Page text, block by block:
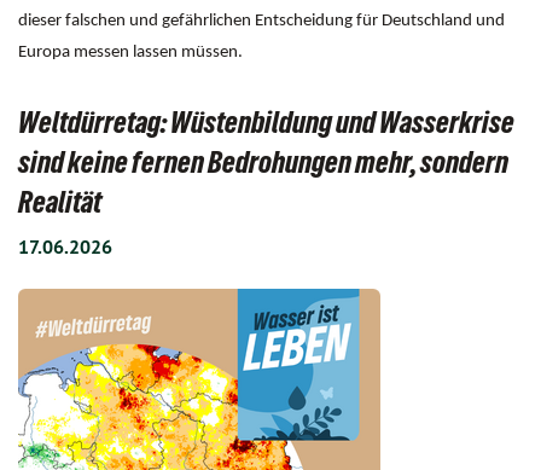
dieser falschen und gefährlichen Entscheidung für Deutschland und
Europa messen lassen müssen.
Weltdürretag: Wüstenbildung und Wasserkrise
sind keine fernen Bedrohungen mehr, sondern
Realität
17.06.2026